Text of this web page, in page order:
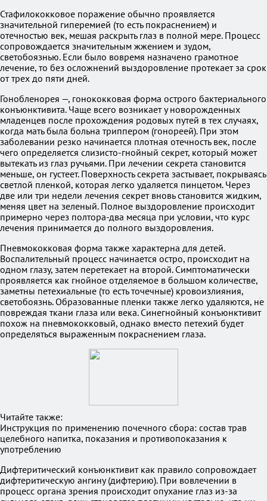
Стафилококковое поражение обычно проявляется
значительной гиперемией (то есть покраснением) и
отечностью век, мешая раскрыть глаз в полной мере. Процесс
сопровождается значительным жжением и зудом,
светобоязнью. Если было вовремя назначено грамотное
лечение, то без осложнений выздоровление протекает за срок
от трех до пяти дней.
Гонобленорея —, гонококковая форма острого бактериального
конъюнктивита. Чаще всего возникает у новорожденных
младенцев после прохождения родовых путей в тех случаях,
когда мать была больна триппером (гонореей). При этом
заболевании резко начинается плотная отечность век, после
чего определяется слизисто-гнойный секрет, который может
вытекать из глаз ручьями. При лечении секрета становится
меньше, он густеет. Поверхность секрета застывает, покрываясь
светлой пленкой, которая легко удаляется пинцетом. Через
две или три недели лечения секрет вновь становится жидким,
меняя цвет на зеленый. Полное выздоровление происходит
примерно через полтора-два месяца при условии, что курс
лечения принимается до полного выздоровления.
Пневмококковая форма также характерна для детей.
Воспалительный процесс начинается остро, происходит на
одном глазу, затем перетекает на второй. Симптоматически
проявляется как гнойное отделяемое в большом количестве,
заметны петехиальные (то есть точечные) кровоизлияния,
светобоязнь. Образованные пленки также легко удаляются, не
повреждая ткани глаза или века. Синегнойный конъюнктивит
похож на пневмококковый, однако вместо петехий будет
определяться выраженным покраснением глаза.
Читайте также:
Инструкция по применению почечного сбора: состав трав
целебного напитка, показания и противопоказания к
употреблению
Дифтеритический конъюнктивит как правило сопровождает
дифтеритическую ангину (дифтерию). При вовлечении в
процесс органа зрения происходит опухание глаз из-за